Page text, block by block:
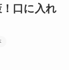
口に入れ